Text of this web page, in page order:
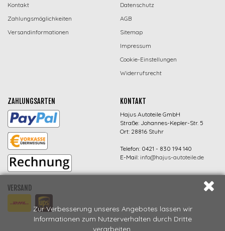
Zur Verbesserung unseres Angebotes lassen wir
Informationen zum Nutzerverhalten durch Dritte
verarbeiten.
Kontakt
Zahlungsmöglichkeiten
Versandinformationen
Datenschutz
AGB
Sitemap
Impressum
Cookie-Einstellungen
Widerrufsrecht
ZAHLUNGSARTEN
VERSAND
KONTAKT
Hajus Autoteile GmbH
Straße: Johannes-Kepler-Str. 5
Ort: 28816 Stuhr
Telefon: 0421 - 830 194 140
E-Mail: info@hajus-autoteile.de